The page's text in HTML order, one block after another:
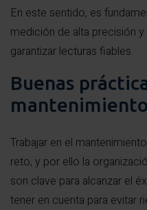
En este sentido, es
medición de alta precisión
garantizar lecturas fiables.
Buenas
Trabajar en el
reto, y por ello la
son clave para alcanzar el
tener en cuenta para evitar